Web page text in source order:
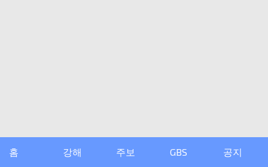
홈 강해 주보 GBS 공지